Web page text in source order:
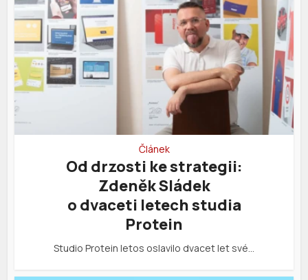
Článek
Od drzosti ke strategii:
Zdeněk Sládek
o dvaceti letech studia
Protein
Studio Protein letos oslavilo dvacet let své…